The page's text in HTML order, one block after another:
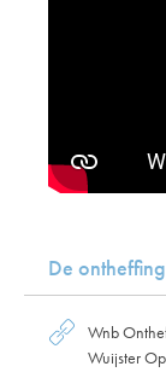
De
Wnb
Wuijster